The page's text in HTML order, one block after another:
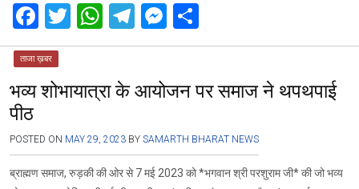
F
a
ce
b
o
k
T
wi
er
W
h
s
p
p
T
el
gr
m
M
es
n
er
h
e
ताजा ख़बर
भव्य शोभायात्रा के आयोजन पर समाज ने थपथपाई
पीठ
POSTED ON MAY 29, 2023 BY SAMARTH BHARAT NEWS
ब्राह्मण समाज, रुड़की की ओर से 7 मई 2023 को *भगवान श्री परशुराम जी* की जो भव्य